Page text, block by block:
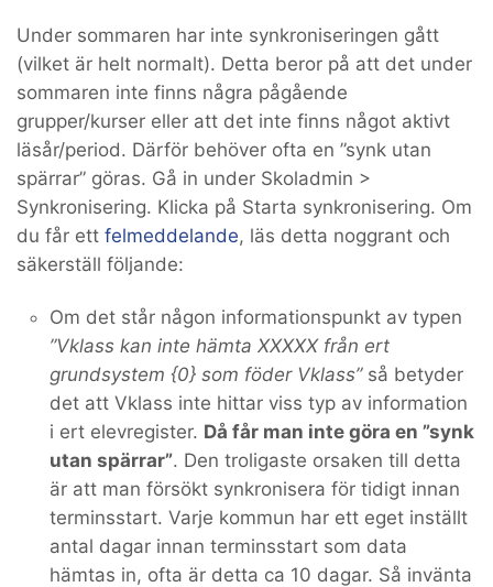
Under sommaren har inte synkroniseringen gått
(vilket är helt normalt). Detta beror på att det under
sommaren inte finns några pågående
grupper/kurser eller att det inte finns något aktivt
läsår/period. Därför behöver ofta en ”synk utan
spärrar” göras. Gå in under Skoladmin >
Synkronisering. Klicka på Starta synkronisering. Om
du får ett felmeddelande, läs detta noggrant och
säkerställ följande:
Om det står någon informationspunkt av typen
”Vklass kan inte hämta XXXXX från ert
grundsystem {0} som föder Vklass”så betyder
det att Vklass inte hittar viss typ av information
i ert elevregister. Då får man inte göra en ”synk
utan spärrar”. Den troligaste orsaken till detta
är att man försökt synkronisera för tidigt innan
terminsstart. Varje kommun har ett eget inställt
antal dagar innan terminsstart som data
hämtas in, ofta är detta ca 10 dagar. Så invänta